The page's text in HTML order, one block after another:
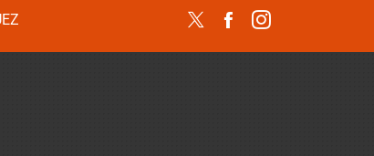
Twitter Facebook